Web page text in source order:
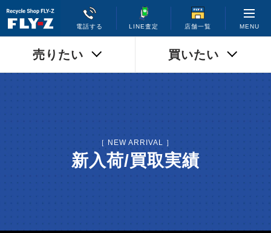
電話する LINE査定 店舗一覧 MENU
売りたい 買いたい
［ NEW ARRIVAL ］
新入荷/買取実績